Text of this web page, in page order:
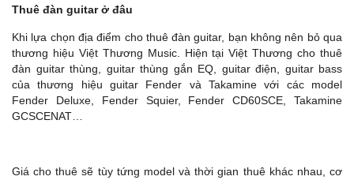
Thuê đàn guitar ở đâu
Khi lựa chọn địa điểm cho thuê đàn guitar, bạn không nên bỏ qua
thương hiệu Việt Thương Music. Hiện tại Việt Thương cho thuê
đàn guitar thùng, guitar thùng gắn EQ, guitar điện, guitar bass
của thương hiệu guitar Fender và Takamine với các model
Fender Deluxe, Fender Squier, Fender CD60SCE, Takamine
GCSCENAT…
Giá cho thuê sẽ tùy tứng model và thời gian thuê khác nhau, cơ